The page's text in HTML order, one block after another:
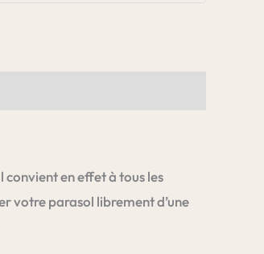
en effet à tous les
votre parasol librement d’une